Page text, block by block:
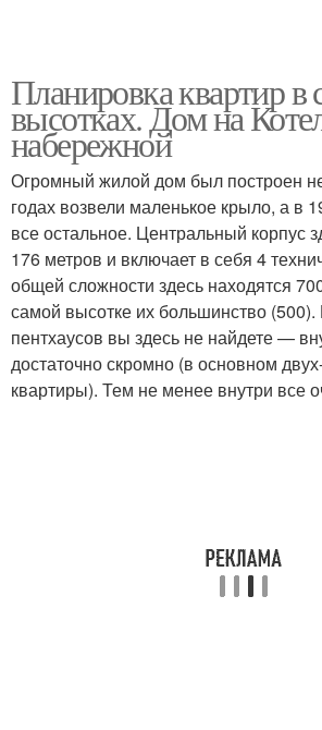
Планировка квартир в
высотках. Дом на
набережной
Огромный жилой дом был построен
годах возвели маленькое крыло, а в
все остальное. Центральный корпус
176 метров и включает в себя 4
общей сложности здесь находятся
самой высотке их большинство (500).
пентхаусов вы здесь не найдете —
достаточно скромно (в основном
квартиры). Тем не менее внутри все